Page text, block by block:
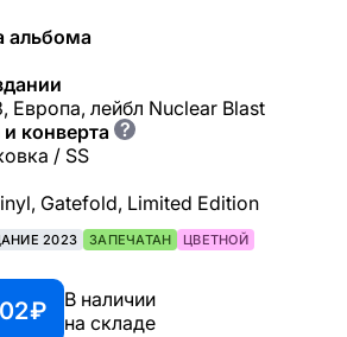
альбома
Европа, лейбл Nuclear Blast
конверта ?
/ SS
Gatefold, Limited Edition
2023 ЗАПЕЧАТАН ЦВЕТНОЙ
₽
В наличии
на складе